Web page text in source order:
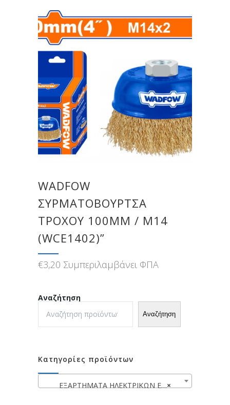
WADFOW
ΣΥΡΜΑΤΟΒΟΥΡΤΣΑ
ΤΡΟΧΟΥ 100MM / M14
(WCE1402)”
€3,20 Συμπεριλαμβάνει ΦΠΑ
Αναζήτηση
Αναζήτηση
Κατηγορίες προϊόντων
×
ΕΞΑΡΤΗΜΑΤΑ ΗΛΕΚΤΡΙΚΩΝ ΕΡΓΑΛΕΙΩΝ